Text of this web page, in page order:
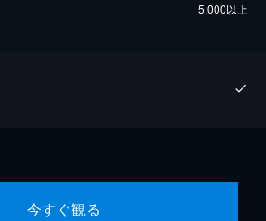
5,000以上
今すぐ観る